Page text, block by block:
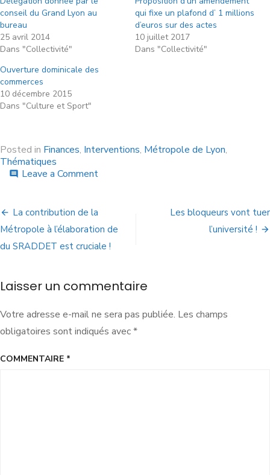
conseil du Grand Lyon au
bureau
25 avril 2014
Dans "Collectivité"
qui fixe un plafond d’ 1 millions
d’euros sur des actes
10 juillet 2017
Dans "Collectivité"
Ouverture dominicale des
commerces
10 décembre 2015
Dans "Culture et Sport"
Posted in Finances, Interventions, Métropole de Lyon,
Thématiques
comment Leave a Comment
La contribution de la
Métropole à l’élaboration de
du SRADDET est cruciale !
Les bloqueurs vont tuer
l’université !
Laisser un commentaire
Votre adresse e-mail ne sera pas publiée. Les champs
obligatoires sont indiqués avec*
COMMENTAIRE *